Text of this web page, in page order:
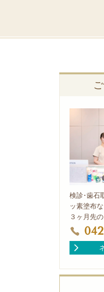
検診･歯石
ッ素塗布
３ヶ月先